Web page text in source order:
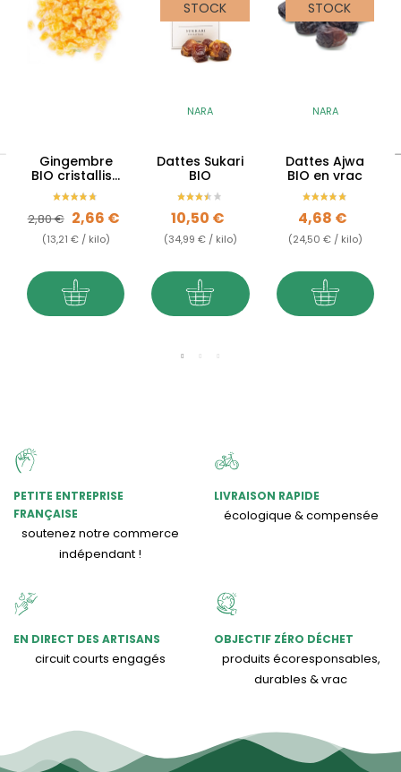
Gingembre
BIO cristallisé
en cubes en
vrac -
Equitable
Prix de base
2,80 € Prix
2,66 €
(13,21 € / kilo)
STOCK
NARA
Dattes Sukari
BIO
Prix
10,50 €
(34,99 € / kilo)
STOCK
NARA
Dattes Ajwa
BIO en vrac
Prix
4,68 €
(24,50 € / kilo)
PETITE ENTREPRISE
FRANÇAISE
soutenez notre commerce
indépendant !
LIVRAISON RAPIDE
écologique & compensée
EN DIRECT DES ARTISANS
circuit courts engagés
OBJECTIF ZÉRO DÉCHET
produits écoresponsables,
durables & vrac